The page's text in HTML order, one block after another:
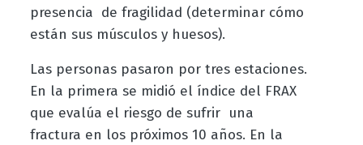
presencia de fragilidad (determinar cómo
están sus músculos y huesos).
Las personas pasaron por tres estaciones.
En la primera se midió el índice del FRAX
que evalúa el riesgo de sufrir una
fractura en los próximos 10 años. En la